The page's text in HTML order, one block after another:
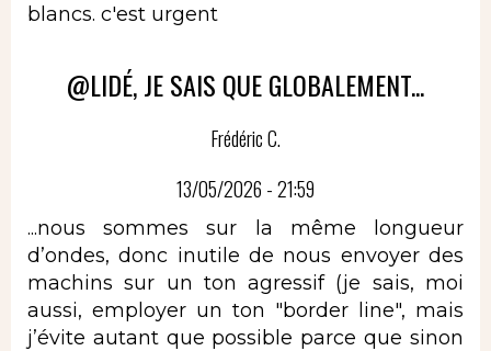
blancs. c'est urgent
@LIDÉ, JE SAIS QUE GLOBALEMENT...
Frédéric C.
13/05/2026 - 21:59
...nous sommes sur la même longueur
d’ondes, donc inutile de nous envoyer des
machins sur un ton agressif (je sais, moi
aussi, employer un ton "border line", mais
j’évite autant que possible parce que sinon